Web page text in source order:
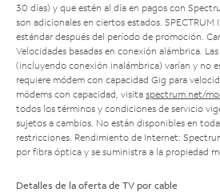
30 días) y que estén al día en pagos con
son adicionales en ciertos estados. SPECTRUM
estándar después del período de promoción.
Velocidades basadas en conexión alámbrica.
(incluyendo conexión inalámbrica) varían y no
requiere módem con capacidad Gig para
módems con capacidad, visita spectrum.net/
todos los términos y condiciones de servicio
sujetos a cambios. No están disponibles en
restricciones. Rendimiento de Internet:
por fibra óptica y se suministra a la propiedad
Detalles de la oferta de TV por cable